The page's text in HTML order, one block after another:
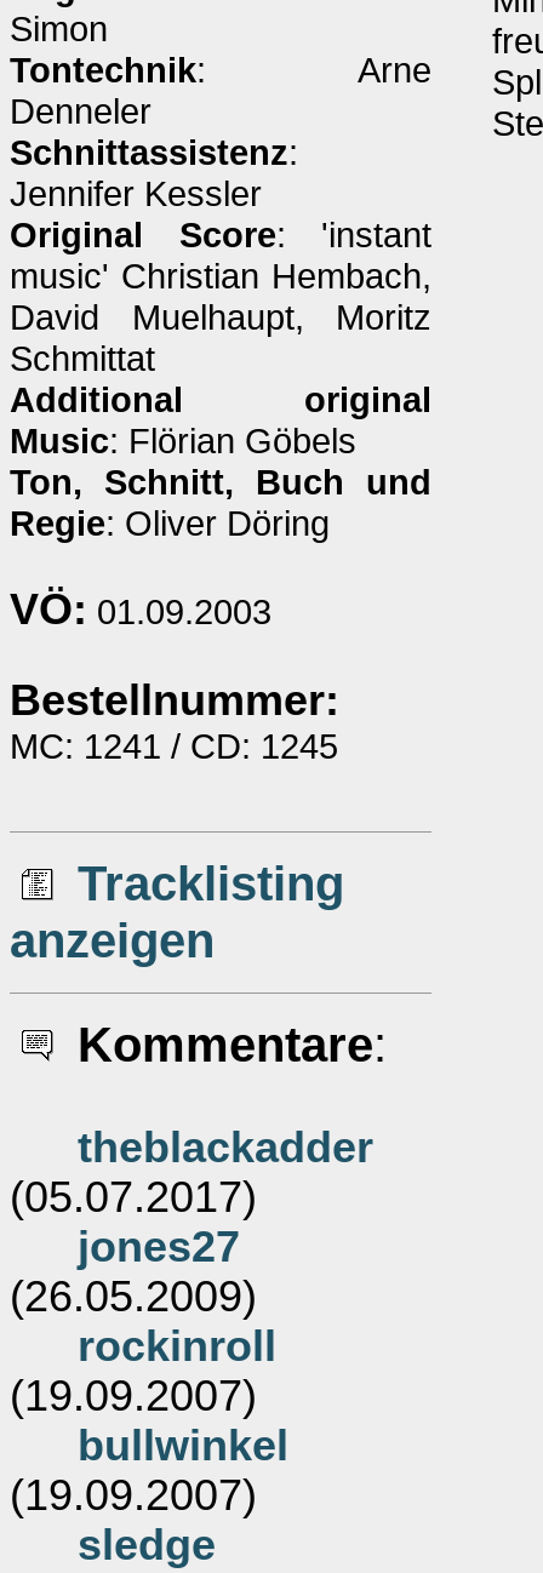
Simon
Tontechnik: Arne
Denneler
Schnittassistenz:
Jennifer Kessler
Original Score: 'instant
music' Christian Hembach,
David Muelhaupt, Moritz
Schmittat
Additional original
Music: Flörian Göbels
Ton, Schnitt, Buch und
Regie: Oliver Döring
VÖ: 01.09.2003
Bestellnummer:
MC: 1241 / CD: 1245
Tracklisting
anzeigen
Kommentare:
theblackadder
(05.07.2017)
jones27
(26.05.2009)
rockinroll
(19.09.2007)
bullwinkel
(19.09.2007)
sledge